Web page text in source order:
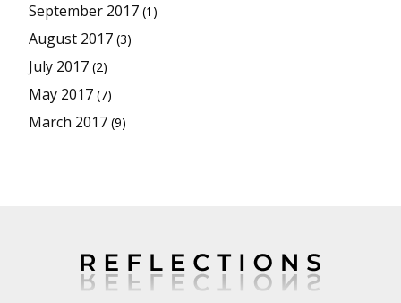
September 2017 (1)
August 2017 (3)
July 2017 (2)
May 2017 (7)
March 2017 (9)